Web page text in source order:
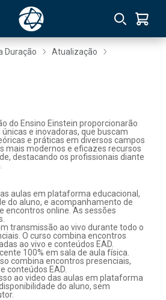
Duração
Atualização
do Ensino Einstein proporcionarão
e inovadoras, que buscam
e práticas em diversos campos
mais modernos e eficazes recursos
destacando os profissionais diante
aulas em plataforma educacional,
do aluno, e acompanhamento de
encontros online. As sessões
transmissão ao vivo durante todo o
O curso combina encontros
ao vivo e conteúdos EAD.
100% em sala de aula física.
combina encontros presenciais,
conteúdos EAD.
ao video das aulas em plataforma
do aluno, sem